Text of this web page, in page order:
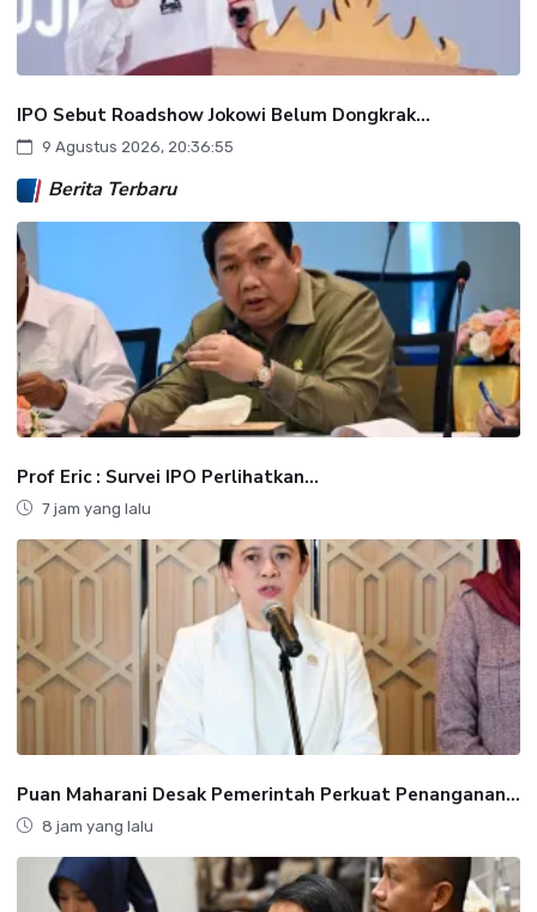
IPO Sebut Roadshow Jokowi Belum Dongkrak...
9 Agustus 2026, 20:36:55
Berita Terbaru
‎Prof Eric : Survei IPO Perlihatkan...
7 jam yang lalu
Puan Maharani Desak Pemerintah Perkuat Penanganan...
8 jam yang lalu